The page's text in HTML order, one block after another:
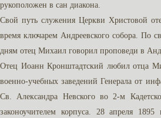
рукоположен в сан диакона.
Свой путь служения Церкви Христовой
время ключарем Андреевского собора. По
дням отец Михаил говорил проповеди в
Отец Иоанн Кронштадтский любил отца
военно-учебных заведений Генерала от
Св. Александра Невского во 2-м
законоучителем корпуса. 28 апреля